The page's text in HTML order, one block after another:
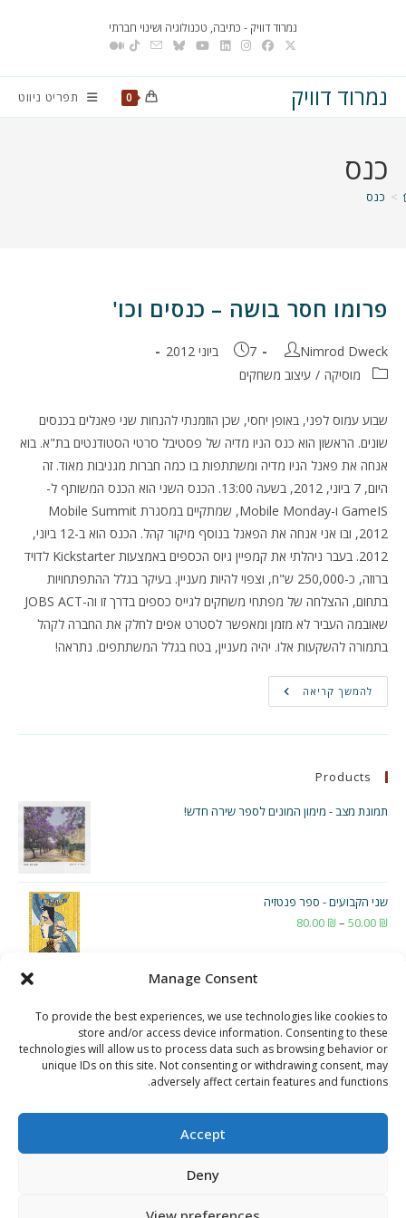
Manage Consent
To provide the best experiences, we use technologies like cookies to
store and/or access device information. Consenting to these
technologies will allow us to process data such as browsing behavior or
unique IDs on this site. Not consenting or withdrawing consent, may
adversely affect certain features and functions.
Accept
Deny
נמרוד דוויק - כתיבה, טכנולוגיה ושינוי חברתי
נמרוד דוויק 0 תפריט ניווט
כנס
> כנס
פרומו חסר בושה – כנסים וכו'
מחבר:
Nimrod Dweck פורסם:
7 ביוני 2012
קטגוריה:מוסיקה / עיצוב משחקים
שבוע עמוס לפני, באופן יחסי, שכן הוזמנתי להנחות שני פאנלים בכנסים
שונים. הראשון הוא כנס הניו מדיה של פסטיבל סרטי הסטודנטים בת"א. בוא
אנחה את פאנל הניו מדיה ומשתתפות בו כמה חברות מגניבות מאוד. זה
היום, 7 ביוני, 2012, בשעה 13:00. הכנס השני הוא הכנס המשותף ל-
GameIS ו-Mobile Monday, שמתקיים במסגרת Mobile Summit
2012, ובו אני אנחה את הפאנל בנוסף מיקור קהל. הכנס הוא ב-12 ביוני,
2012. בעבר ניהלתי את קמפיין גיוס הכספים באמצעות Kickstarter לדויד
ברוזה, כ-250,000 ש"ח, וצפוי להיות מעניין. בעיקר בגלל ההתפתחויות
בתחום, ההצלחה של מפתחי משחקים לגייס כספים בדרך זו וה-JOBS ACT
שאובמה העביר לא מזמן ומאפשר לסטרט אפים לחלק את החברה לקהל
בתמורה להשקעות אלו. יהיה מעניין, בטח בגלל המשתתפים. נתראה!
להמשך קריאה פרומו
חסר
Products
תמונת מצב - מימון המונים לספר שירה חדש!
שני הקבועים - ספר פנטזיה
50.00 ₪
–
80.00 ₪